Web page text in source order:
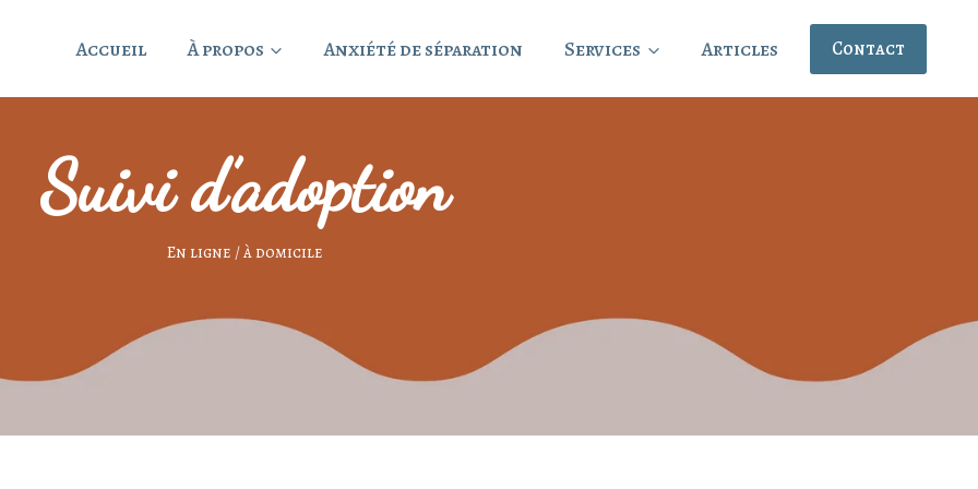
Accueil À propos Anxiété de séparation Services Articles Contact
Suivi d’adoption
En ligne / à domicile